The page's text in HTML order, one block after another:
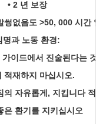
• 2 년 보장
썽없음도 >50, 000 시간
명과 노동 환경:
이드에서 진술된다는
적재하지 마십시오.
의 자유롭게, 지킵니다
은 환기를 지키십시오